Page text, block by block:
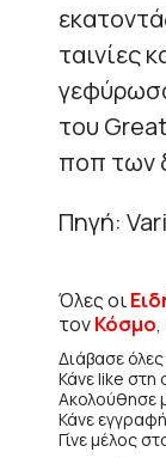
ταινίες
του
ποπ των
Πηγή:
Όλες οι
τονΚόσμο
Διάβασε
Κάνε like στη
Ακολούθησε
Κάνε
Γίνε μέλος